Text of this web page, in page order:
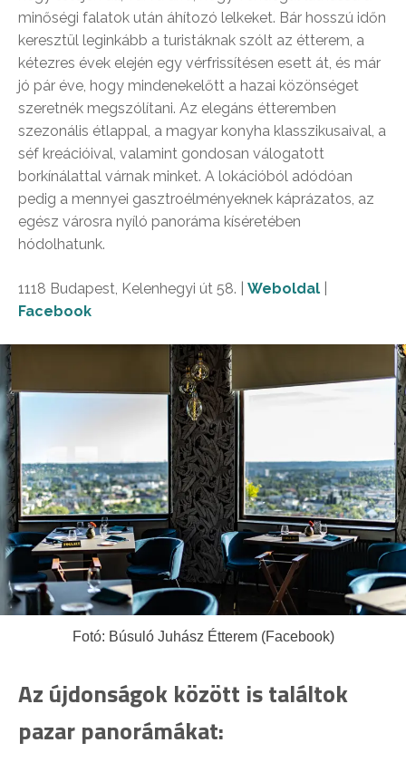
minőségi falatok után áhítozó lelkeket. Bár hosszú időn
keresztül leginkább a turistáknak szólt az étterem, a
kétezres évek elején egy vérfrissítésen esett át, és már
jó pár éve, hogy mindenekelőtt a hazai közönséget
szeretnék megszólítani. Az elegáns étteremben
szezonális étlappal, a magyar konyha klasszikusaival, a
séf kreációival, valamint gondosan válogatott
borkínálattal várnak minket. A lokációból adódóan
pedig a mennyei gasztroélményeknek káprázatos, az
egész városra nyíló panoráma kíséretében
hódolhatunk.
1118 Budapest, Kelenhegyi út 58. | Weboldal
Facebook
Fotó: Búsuló Juhász Étterem (Facebook)
Az újdonságok között is találtok
pazar panorámákat: